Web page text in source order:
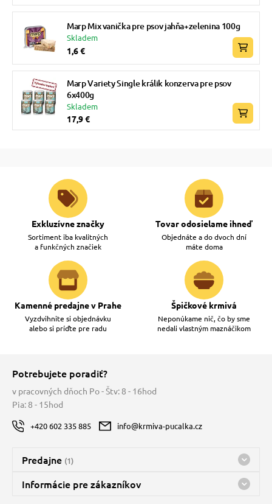
Marp Mix vanička pre psov jahňa+zelenina 100g
Skladem
1,6 €
Marp Variety Single králik konzerva pre psov
6x400g
Skladem
17,9 €
Exkluzívne značky
Sortiment iba kvalitných
a funkčných značiek
Tovar odosielame ihneď
Objednáte a do dvoch dní
máte doma
Kamenné predajne v Prahe
Vyzdvihnite si objednávku
alebo si príďte pre radu
Špičkové krmivá
Neponúkame nič, čo by sme
nedali vlastným maznáčikom
Potrebujete poradiť?
v pracovných dňoch Po - Štv: 8 - 16hod
Pia: 8 - 15hod
+420 602 335 885 info@krmiva-pucalka.cz
Predajne (1)
Predajňa a sklad Kbely
nes máme otvorené 08:00 - 16:00
Informácie pre zákazníkov